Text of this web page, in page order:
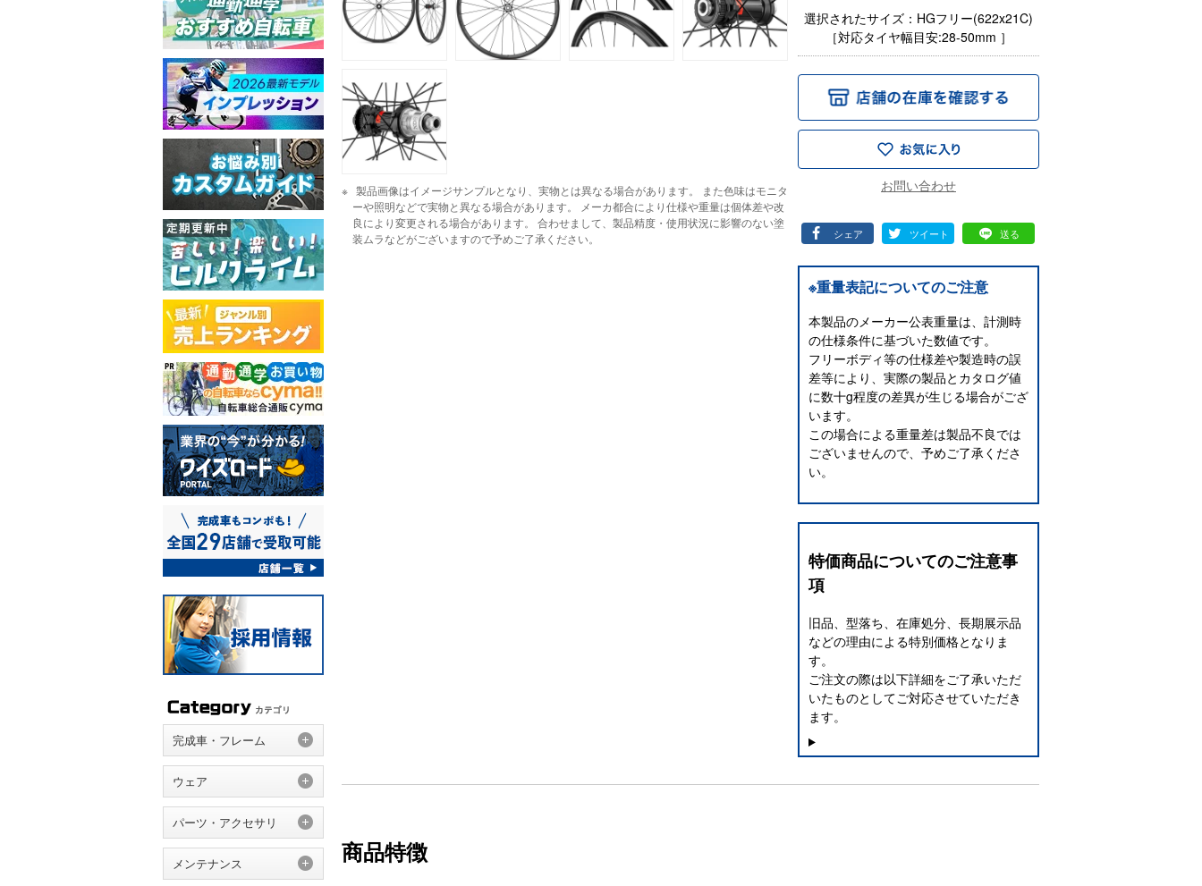
製品画像はイメージサンプルとなり、実物とは異なる場合があります。 また色味はモニタ
ーや照明などで実物と異なる場合があります。 メーカ都合により仕様や重量は個体差や改
良により変更される場合があります。 合わせまして、製品精度・使用状況に影響のない塗
装ムラなどがございますので予めご了承ください。
選択されたサイズ：HGフリー(622x21C)
［対応タイヤ幅目安:28-50mm ］
シェア ツイート 送る
※重量表記についてのご注意
本製品のメーカー公表重量は、計測時
の仕様条件に基づいた数値です。
フリーボディ等の仕様差や製造時の誤
差等により、実際の製品とカタログ値
に数十g程度の差異が生じる場合がござ
います。
この場合による重量差は製品不良では
ございませんので、予めご了承くださ
い。
特価商品についてのご注意事
項
旧品、型落ち、在庫処分、長期展示品
などの理由による特別価格となりま
す。
ご注文の際は以下詳細をご了承いただ
いたものとしてご対応させていただき
ます。
商品特徴
完成車・フレーム
ウェア
パーツ・アクセサリ
メンテナンス